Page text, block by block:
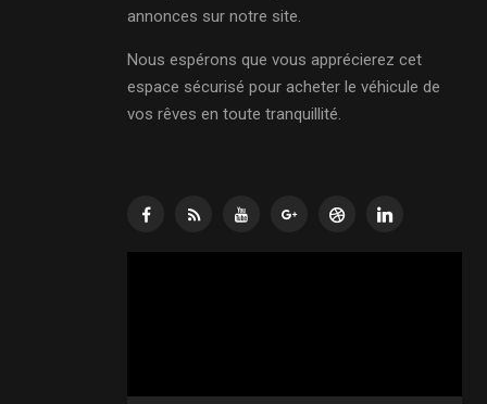
annonces sur notre site.
Nous espérons que vous apprécierez cet
espace sécurisé pour acheter le véhicule de
vos rêves en toute tranquillité.